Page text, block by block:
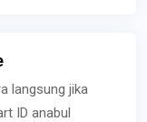
langsung jika
ID anabul